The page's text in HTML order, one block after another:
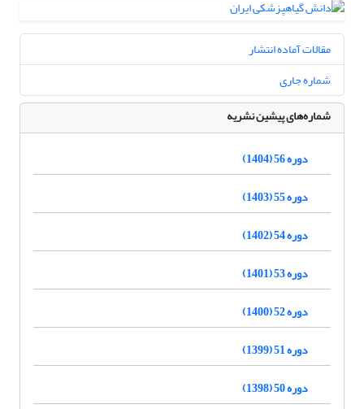
مقالات آماده انتشار
شماره جاری
شماره‌های پیشین نشریه
دوره 56 (1404)
دوره 55 (1403)
دوره 54 (1402)
دوره 53 (1401)
دوره 52 (1400)
دوره 51 (1399)
دوره 50 (1398)